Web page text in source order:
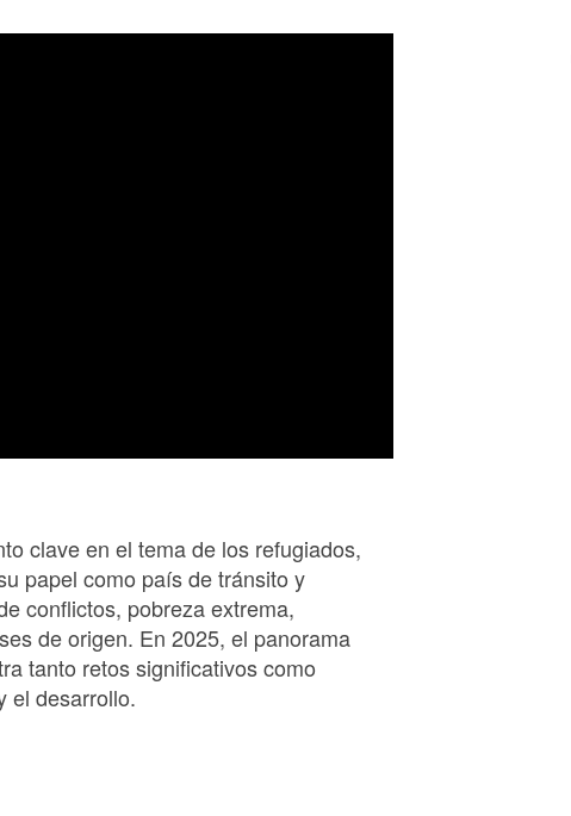
clave en el tema de los refugiados,
papel como país de tránsito y
conflictos, pobreza extrema,
de origen. En 2025, el panorama
tanto retos significativos como
el desarrollo.